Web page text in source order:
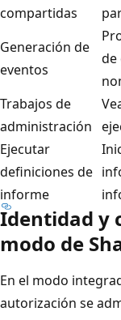
compartidas
Generación de
eventos
de
Trabajos de
administración
Ejecutar
definiciones de
informe
Identidad y
modo de
En el modo
autorización se